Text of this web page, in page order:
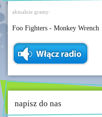
aktualnie gramy:
Foo Fighters - Monkey Wrench
napisz do nas